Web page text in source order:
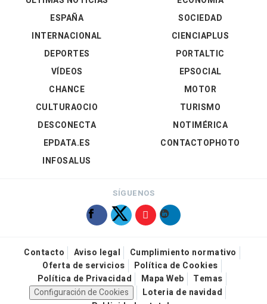
ESPAÑA
INTERNACIONAL
DEPORTES
VÍDEOS
SOCIEDAD
CIENCIAPLUS
PORTALTIC
EPSOCIAL
CHANCE
CULTURAOCIO
DESCONECTA
EPDATA.ES
INFOSALUS
MOTOR
TURISMO
NOTIMÉRICA
CONTACTOPHOTO
SÍGUENOS
Contacto Aviso legal
Cumplimiento normativo
Oferta de servicios
Política de Cookies
Política de Privacidad
Mapa Web
Temas
Configuración de Cookies
Loteria de navidad